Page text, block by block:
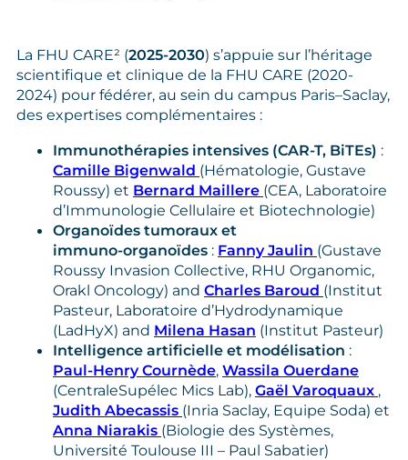
La FHU CARE² (2025-2030) s’appuie sur l’héritage
scientifique et clinique de la FHU CARE (2020-
2024) pour fédérer, au sein du campus Paris–Saclay,
des expertises complémentaires :
Immunothérapies intensives (CAR‑T, BiTEs) :
Camille Bigenwald (Hématologie, Gustave
Roussy) et Bernard Maillere (CEA, Laboratoire
d’Immunologie Cellulaire et Biotechnologie)
Organoïdes tumoraux et
immuno‑organoïdes : Fanny Jaulin (Gustave
Roussy Invasion Collective, RHU Organomic,
Orakl Oncology) and Charles Baroud (Institut
Pasteur, Laboratoire d’Hydrodynamique
(LadHyX) and Milena Hasan (Institut Pasteur)
Intelligence artificielle et modélisation :
Paul-Henry Cournède, Wassila Ouerdane
(CentraleSupélec Mics Lab), Gaël Varoquaux ,
Judith Abecassis (Inria Saclay, Equipe Soda) et
Anna Niarakis (Biologie des Systèmes,
Université Toulouse III – Paul Sabatier)